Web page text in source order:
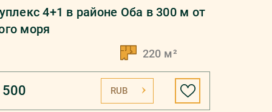
4+1 в районе Оба в 300 м от
моря
220 м²
RUB